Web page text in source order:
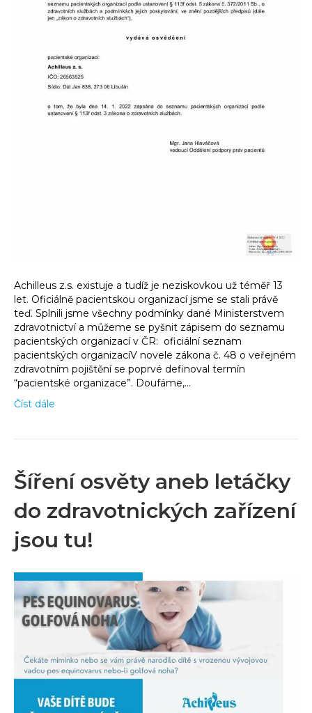
Achilleus z.s. existuje a tudíž je neziskovkou už téměř 13
let. Oficiálně pacientskou organizací jsme se stali právě
teď. Splnili jsme všechny podmínky dané Ministerstvem
zdravotnictví a můžeme se pyšnit zápisem do seznamu
pacientských organizací v ČR: oficiální seznam
pacientských organizacíV novele zákona č. 48 o veřejném
zdravotním pojištění se poprvé definoval termín
“pacientské organizace”. Doufáme,…
Číst dále
Šíření osvěty aneb letáčky
do zdravotnických zařízení
jsou tu!